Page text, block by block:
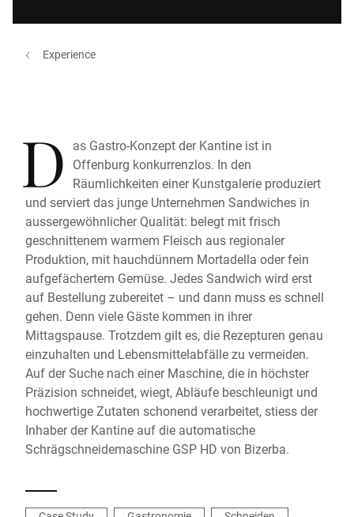
Experience
D
as Gastro-Konzept der Kantine ist in
Offenburg konkurrenzlos. In den
Räumlichkeiten einer Kunstgalerie produziert
und serviert das junge Unternehmen Sandwiches in
aussergewöhnlicher Qualität: belegt mit frisch
geschnittenem warmem Fleisch aus regionaler
Produktion, mit hauchdünnem Mortadella oder fein
aufgefächertem Gemüse. Jedes Sandwich wird erst
auf Bestellung zubereitet – und dann muss es schnell
gehen. Denn viele Gäste kommen in ihrer
Mittagspause. Trotzdem gilt es, die Rezepturen genau
einzuhalten und Lebensmittelabfälle zu vermeiden.
Auf der Suche nach einer Maschine, die in höchster
Präzision schneidet, wiegt, Abläufe beschleunigt und
hochwertige Zutaten schonend verarbeitet, stiess der
Inhaber der Kantine auf die automatische
Schrägschneidemaschine GSP HD von Bizerba.